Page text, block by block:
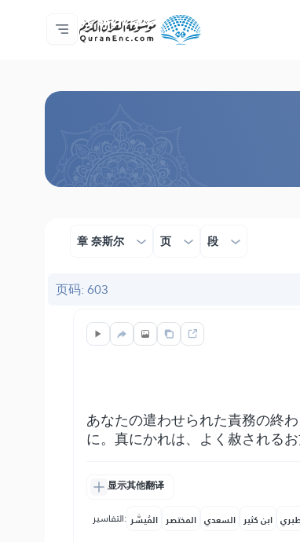
主页
译解目录
Audio
开发者服务 - API
关于此项目
联系我们
语言
章 奈斯尔 页 段
页码: 603
あなたの遣わせられた責務の終
に。真にかれは、よく赦される
显示其他翻译
التفاسير: المُيسَّر المختصر السعدي ابن كثير